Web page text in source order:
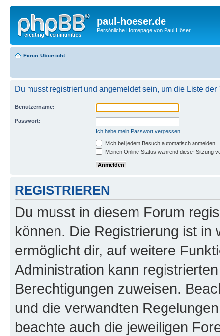
paul-hoeser.de
Persönliche Homepage von Paul Höser
Foren-Übersicht
Du musst registriert und angemeldet sein, um die Liste
Benutzername:
Passwort:
Ich habe mein Passwort vergessen
Mich bei jedem Besuch automatisch anmelden
Meinen Online-Status während dieser Sitzung
REGISTRIEREN
Du musst in diesem Forum
können. Die Registrierung ist in
ermöglicht dir, auf weitere
Administration kann
Berechtigungen zuweisen.
und die verwandten
beachte auch die jeweiligen